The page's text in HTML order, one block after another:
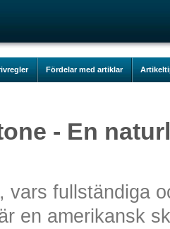
Fördelar med artiklar
- En
vars fullständiga
en amerikansk